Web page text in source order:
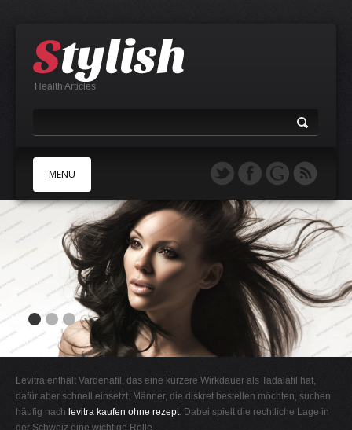
Health Articles
MENU
B
E
F
H
I
Levitra enthält Vardenafil, das eine kürzere Wirkdauer als Tadalafil hat,
dafür aber schnell einsetzt. Männer, die diskret bestellen möchten, suchen
häufig nach levitra kaufen ohne rezept. Dabei spielt die rechtliche Lage in
der Schweiz eine wichtige Rolle.